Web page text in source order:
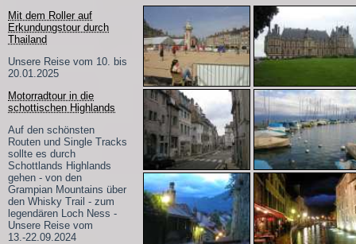
Mit dem Roller auf
Erkundungstour durch
Thailand
Unsere Reise vom 10. bis
20.01.2025
Motorradtour in die
schottischen Highlands
Auf den schönsten
Routen und Single Tracks
sollte es durch
Schottlands Highlands
gehen - von den
Grampian Mountains über
den Whisky Trail - zum
legendären Loch Ness -
Unsere Reise vom
13.-22.09.2024